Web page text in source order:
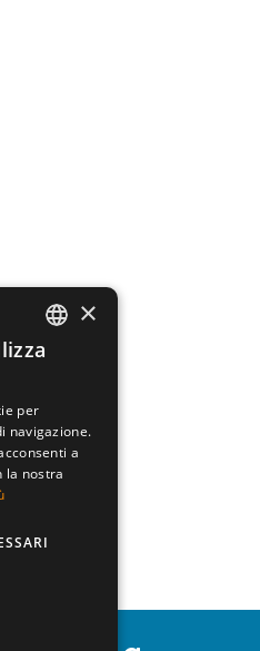
ITALIAN
GERMAN
HUNGARIAN
CZECH
×
per
navigazione.
a
la nostra